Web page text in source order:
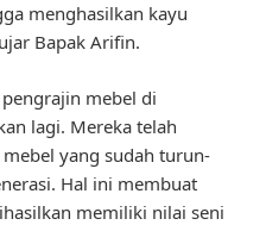
menghasilkan kayu
Bapak Arifin.
mebel di
lagi. Mereka telah
yang sudah turun-
Hal ini membuat
memiliki nilai seni